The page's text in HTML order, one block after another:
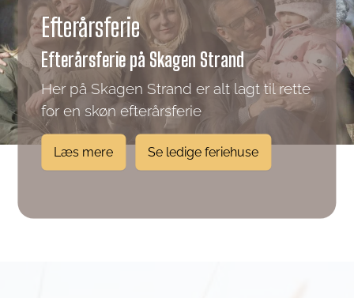
Efterårsferie
Efterårsferie på Skagen Strand
Her på Skagen Strand er alt lagt til rette
for en skøn efterårsferie
Læs mere Se ledige feriehuse